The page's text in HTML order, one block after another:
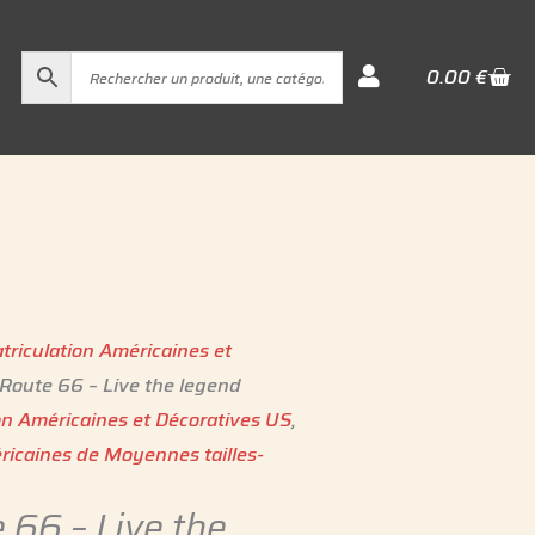
0.00€Cart
Américaines et
66 – Live the legend
Américaines et Décoratives US,
de Moyennes tailles-